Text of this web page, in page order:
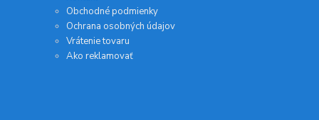
Obchodné podmienky
Ochrana osobných údajov
Vrátenie tovaru
Ako reklamovať